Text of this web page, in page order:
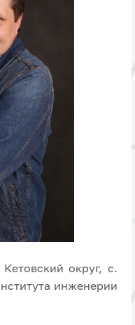
Кетовский округ, с.
инженерии